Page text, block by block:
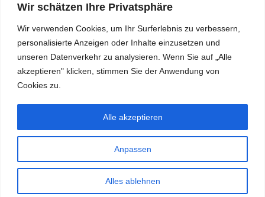
Wir schätzen Ihre Privatsphäre
Wir verwenden Cookies, um Ihr Surferlebnis zu verbessern,
personalisierte Anzeigen oder Inhalte einzusetzen und
unseren Datenverkehr zu analysieren. Wenn Sie auf „Alle
akzeptieren" klicken, stimmen Sie der Anwendung von
Cookies zu.
Anpassen
Alles ablehnen
Alle akzeptieren
Bürgerkurier © 2026. Alle Rechte vorbehalten.